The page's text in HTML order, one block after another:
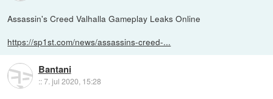
Assassin's Creed Valhalla Gameplay Leaks Online
https://sp1st.com/news/assassins-creed-...
Bantani
::7. jul 2020, 15:28